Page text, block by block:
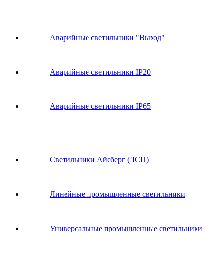
Аварийные светильники "Выход"
Аварийные светильники IP20
Аварийные светильники IP65
Светильники Айсберг (ЛСП)
Линейные промышленные светильники
Универсальные промышленные светильники